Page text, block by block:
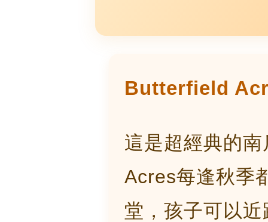
Butterfield
這是超經典的
Acres每逢秋季
堂，孩子可以